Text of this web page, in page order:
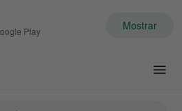
Play Mostrar